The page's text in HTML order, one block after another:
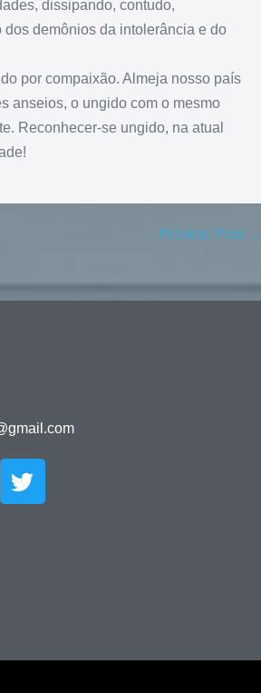
dissipando, contudo,
demônios da intolerância e do
por compaixão. Almeja nosso país
anseios, o ungido com o mesmo
Reconhecer-se ungido, na atual
Próximo Post →